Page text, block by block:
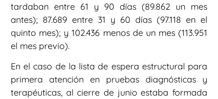
tardaban entre 61 y 90 días (89.862 un mes
antes); 87.689 entre 31 y 60 días (97.118 en el
quinto mes); y 102.436 menos de un mes (113.951
el mes previo).
En el caso de la lista de espera estructural para
primera atención en pruebas diagnósticas y
terapéuticas, al cierre de junio estaba formada